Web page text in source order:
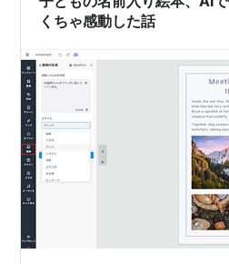
ジタルクリエイ…
くちゃ感動した話